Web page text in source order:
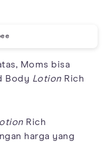
Moms bisa
Body Lotion Rich
Rich
harga yang